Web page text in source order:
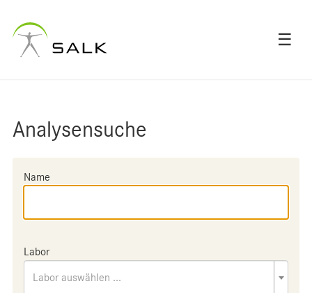
☰
Analysensuche
Name
Labor
Labor auswählen ...